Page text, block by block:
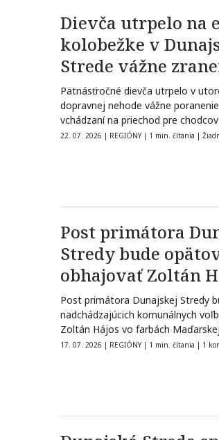
Dievča utrpelo na
kolobežke v
Strede vážne
Pätnásťročné dievča utrpelo v
dopravnej nehode vážne
vchádzaní na priechod pre
22. 07. 2026 | REGIÓNY | 1 min. čítania |
Post primátora
Stredy bude
obhajovať Zoltán
Post primátora Dunajskej Stredy
nadchádzajúcich komunálnych
Zoltán Hájos vo farbách
cieľom je pokračovať…
17. 07. 2026 | REGIÓNY | 1 min. čítania | 1